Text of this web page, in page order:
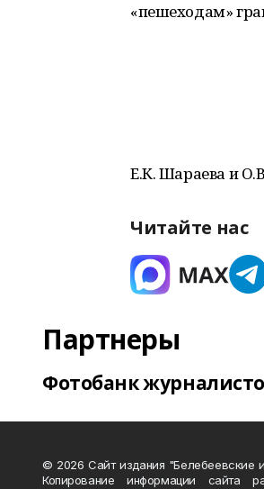
«пешеходам»
Е.К. Шараева и
Читайте нас
Партнеры
Фотобанк
© 2026 Сайт издания "Белебеевские
Копирование информации сайта